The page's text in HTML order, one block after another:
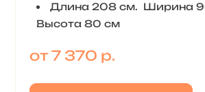
Длина 208 см. Ширина
Высота 80 см
от 7 370 р.